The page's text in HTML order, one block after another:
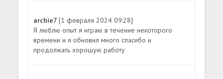
archie7[1 февраля 2024 09:28]
Я люблю опыт я играю в течение некоторого
времени и я обновил много спасибо и
продолжать хорошую работу